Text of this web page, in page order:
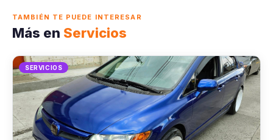
TAMBIÉN TE PUEDE INTERESAR
Más en Servicios
SERVICIOS